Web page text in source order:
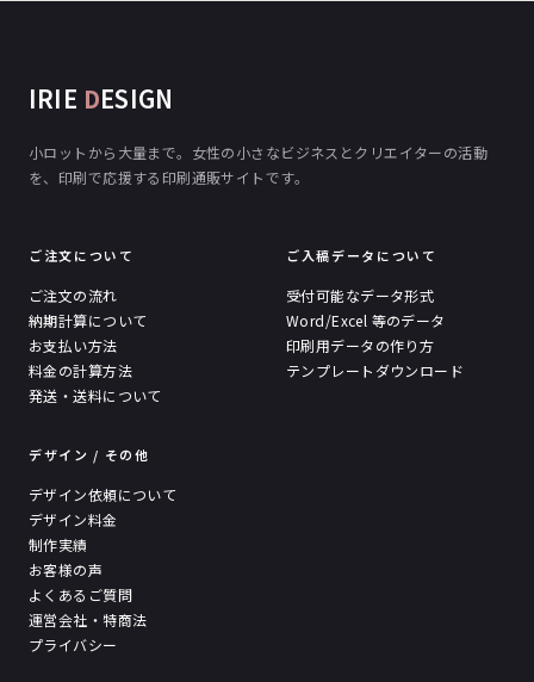
IRIE DESIGN
小ロットから大量まで。女性の小さなビジネスとクリエイターの活動
を、印刷で応援する印刷通販サイトです。
ご注文について
ご注文の流れ
納期計算について
お支払い方法
料金の計算方法
発送・送料について
ご入稿データについて
受付可能なデータ形式
Word/Excel 等のデータ
印刷用データの作り方
テンプレートダウンロード
デザイン / その他
デザイン依頼について
デザイン料金
制作実績
お客様の声
よくあるご質問
運営会社・特商法
プライバシー